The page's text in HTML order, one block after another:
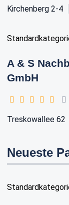
Kirchenberg 2-4
A & S
GmbH
Treskowallee 62
Neueste